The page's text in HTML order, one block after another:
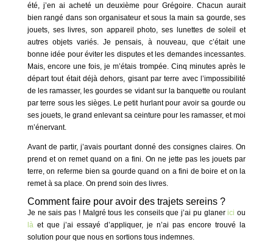
été, j’en ai acheté un deuxième pour Grégoire. Chacun aurait
bien rangé dans son organisateur et sous la main sa gourde, ses
jouets, ses livres, son appareil photo, ses lunettes de soleil et
autres objets variés. Je pensais, à nouveau, que c’était une
bonne idée pour éviter les disputes et les demandes incessantes.
Mais, encore une fois, je m’étais trompée. Cinq minutes après le
départ tout était déjà dehors, gisant par terre avec l’impossibilité
de les ramasser, les gourdes se vidant sur la banquette ou roulant
par terre sous les sièges. Le petit hurlant pour avoir sa gourde ou
ses jouets, le grand enlevant sa ceinture pour les ramasser, et moi
m’énervant.
Avant de partir, j’avais pourtant donné des consignes claires. On
prend et on remet quand on a fini. On ne jette pas les jouets par
terre, on referme bien sa gourde quand on a fini de boire et on la
remet à sa place. On prend soin des livres.
Comment faire pour avoir des trajets sereins ?
Je ne sais pas ! Malgré tous les conseils que j’ai pu glanerici ou
là et que j’ai essayé d’appliquer, je n’ai pas encore trouvé la
solution pour que nous en sortions tous indemnes.